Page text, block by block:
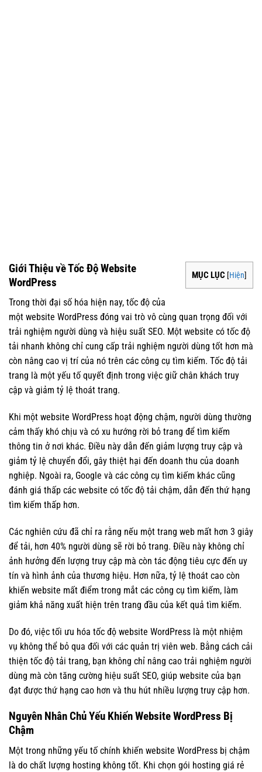
MỤC LỤC [Hiện]
Giới Thiệu về Tốc Độ Website
WordPress
Trong thời đại số hóa hiện nay, tốc độ của
một website WordPress đóng vai trò vô cùng quan trọng đối với
trải nghiệm người dùng và hiệu suất SEO. Một website có tốc độ
tải nhanh không chỉ cung cấp trải nghiệm người dùng tốt hơn mà
còn nâng cao vị trí của nó trên các công cụ tìm kiếm. Tốc độ tải
trang là một yếu tố quyết định trong việc giữ chân khách truy
cập và giảm tỷ lệ thoát trang.
Khi một website WordPress hoạt động chậm, người dùng thường
cảm thấy khó chịu và có xu hướng rời bỏ trang để tìm kiếm
thông tin ở nơi khác. Điều này dẫn đến giảm lượng truy cập và
giảm tỷ lệ chuyển đổi, gây thiệt hại đến doanh thu của doanh
nghiệp. Ngoài ra, Google và các công cụ tìm kiếm khác cũng
đánh giá thấp các website có tốc độ tải chậm, dẫn đến thứ hạng
tìm kiếm thấp hơn.
Các nghiên cứu đã chỉ ra rằng nếu một trang web mất hơn 3 giây
để tải, hơn 40% người dùng sẽ rời bỏ trang. Điều này không chỉ
ảnh hưởng đến lượng truy cập mà còn tác động tiêu cực đến uy
tín và hình ảnh của thương hiệu. Hơn nữa, tỷ lệ thoát cao còn
khiến website mất điểm trong mắt các công cụ tìm kiếm, làm
giảm khả năng xuất hiện trên trang đầu của kết quả tìm kiếm.
Do đó, việc tối ưu hóa tốc độ website WordPress là một nhiệm
vụ không thể bỏ qua đối với các quản trị viên web. Bằng cách cải
thiện tốc độ tải trang, bạn không chỉ nâng cao trải nghiệm người
dùng mà còn tăng cường hiệu suất SEO, giúp website của bạn
đạt được thứ hạng cao hơn và thu hút nhiều lượng truy cập hơn.
Nguyên Nhân Chủ Yếu Khiến Website WordPress Bị
Chậm
Một trong những yếu tố chính khiến website WordPress bị chậm
là do chất lượng hosting không tốt. Khi chọn gói hosting giá rẻ